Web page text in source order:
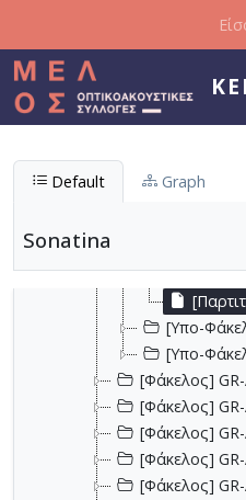
Default Graph
Sonatina
[Φάκελος]
[Φάκελος]
[Φάκελος]
[Φάκελος]
[Φάκελος]
[Υπο-
[Υπο-
[Υπο-
[Φάκελος]
[Φάκελος]
[Φάκελος]
[Φάκελος]
[Φάκελος]